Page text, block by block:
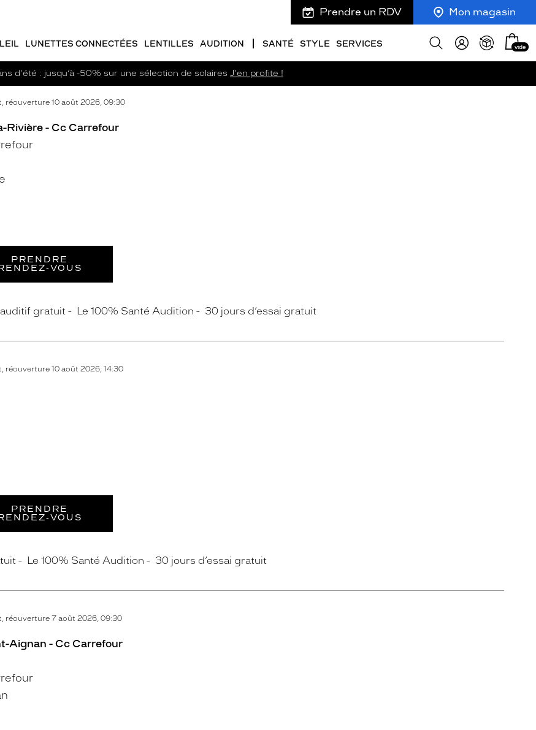
Prendre un RDV Mon magasin
LUNETTES CONNECTÉES LENTILLES AUDITION SANTÉ STYLE SERVICES
Afficher
Mon
panier
vide
d'été : jusqu’à -50% sur une sélection de solaires J'en profite !
réouverture 10 août 2026, 09:30
Rivière - Cc Carrefour
PRENDRE
gratuit Le 100% Santé Audition 30 jours d’essai gratuit
réouverture 10 août 2026, 14:30
PRENDRE
Le 100% Santé Audition 30 jours d’essai gratuit
réouverture 7 août 2026, 09:30
Aignan - Cc Carrefour